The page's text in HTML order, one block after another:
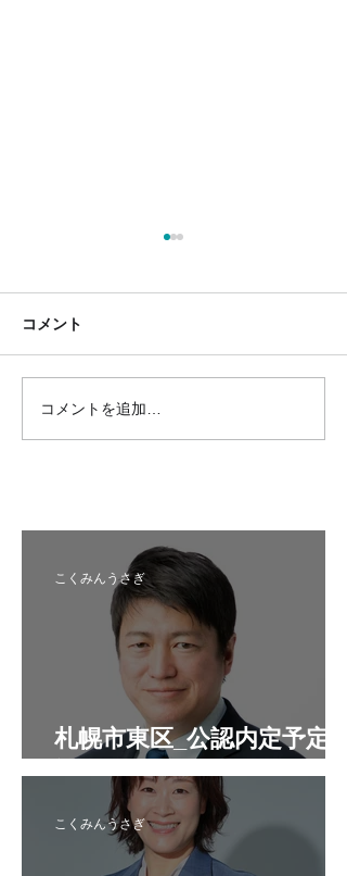
国民民主プレス号外 苫小
牧市特別号 令和8年6月
コメント
コメントを追加…
札幌市東区_公認内定予定候
補者
こくみんうさぎ
こくみんうさぎ